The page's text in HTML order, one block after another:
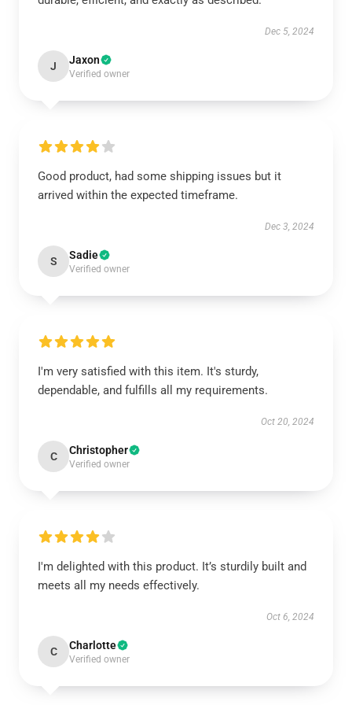
Dec 5, 2024
J Jaxon
Verified owner
Good product, had some shipping issues but it
arrived within the expected timeframe.
Dec 3, 2024
S Sadie
Verified owner
I'm very satisfied with this item. It's sturdy,
dependable, and fulfills all my requirements.
Oct 20, 2024
C Christopher
Verified owner
I'm delighted with this product. It’s sturdily built and
meets all my needs effectively.
Oct 6, 2024
C Charlotte
Verified owner